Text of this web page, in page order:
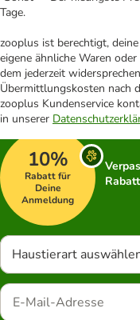
Tage.
zooplus ist berechtigt,
eigene ähnliche Waren
dem jederzeit
Übermittlungskosten nach
zooplus Kundenservice
in unserer
10%
Rabatt für
Deine
Anmeldung
Haustierart